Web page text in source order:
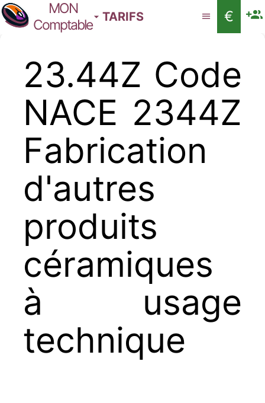
MON
Comptable
TARIFS €
23.44Z Code
NACE 2344Z
Fabrication
d'autres
produits
céramiques
à usage
technique